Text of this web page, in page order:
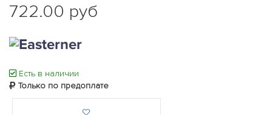
722.00 руб
Есть в наличии
Только по предоплате